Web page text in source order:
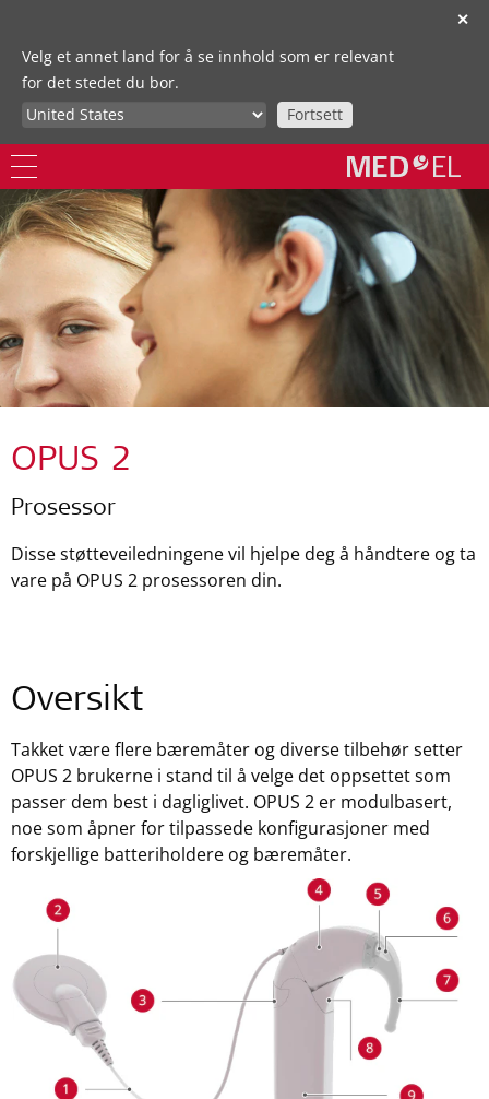
✕
Velg et annet land for å se innhold som er relevant
for det stedet du bor.
Fortsett
OPUS 2
Prosessor
Disse støtteveiledningene vil hjelpe deg å håndtere og ta
vare på OPUS 2 prosessoren din.
Oversikt
Takket være flere bæremåter og diverse tilbehør setter
OPUS 2 brukerne i stand til å velge det oppsettet som
passer dem best i dagliglivet. OPUS 2 er modulbasert,
noe som åpner for tilpassede konfigurasjoner med
forskjellige batteriholdere og bæremåter.